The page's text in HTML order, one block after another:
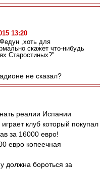
13:20
,хоть для
скажет что-нибудь
Старостиных?"
не сказал?
реалии Испании
клуб который покупал
за 16000 евро!
евро копеечная
должна бороться за